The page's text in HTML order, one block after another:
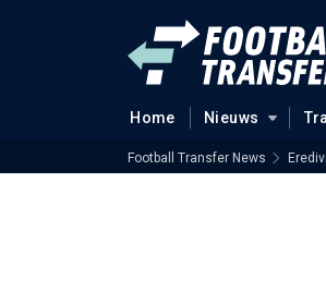
Home Nieuws
Football Transfer News